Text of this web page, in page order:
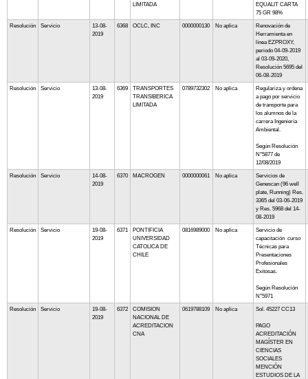
LIMITADA
EQUALIT CARTA
75 GR 98%
Resolución Servicio
13-08-
2019
6368 OCLC, INC 0000000130 No aplica
Renovación de
Herramienta en
línea EZPROXY,
periodo 04-09-2019
al 03-09-2020,
Resolución 5695 del
06-08-2019
Resolución Servicio
13-08-
2019
6369
TRANSPORTES
TRANSIBERICA
LIMITADA
0789732302 No aplica
Regulariza y ordena
a pago por servicio
de transporte para
los alumnos de la
carrera Ingeniería
Ambiental.
Según Resolución
N°5877 de
12/08/2019
Resolución Servicio
14-08-
2019
6370 MACROGEN 0000000061 No aplica
Servicios de
Genescan (96 well
plate, Running) Res.
3365 del 03-06-2019
y Res. 5968 del 14-
08-2019
Resolución Servicio
19-08-
2019
6371
PONTIFICIA
UNIVERSIDAD
CATOLICA DE
CHILE
0816989000 No aplica
Servicio de
capacitación curso
Técnicas para
Presentaciones
Profesionales
Exitosas.
Según Resolución
N°5971
Resolución Servicio
19-08-
2019
6372
COMISION
NACIONAL DE
ACREDITACION
CNA
0619788109 No aplica Sol. 45227 CC13
PAGO
ACREDITACIÓN
MAGÍSTER EN
CIENCIAS
SOCIALES
MENCIÓN
ESTUDIOS DE LA